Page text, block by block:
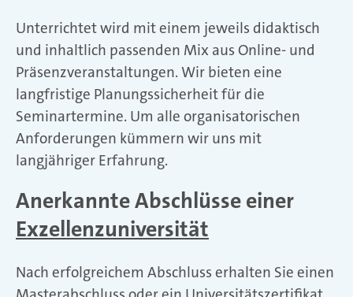
Unterrichtet wird mit einem jeweils didaktisch
und inhaltlich passenden Mix aus Online- und
Präsenzveranstaltungen. Wir bieten eine
langfristige Planungssicherheit für die
Seminartermine. Um alle organisatorischen
Anforderungen kümmern wir uns mit
langjähriger Erfahrung.
Anerkannte Abschlüsse einer
Exzellenzuniversität
Nach erfolgreichem Abschluss erhalten Sie einen